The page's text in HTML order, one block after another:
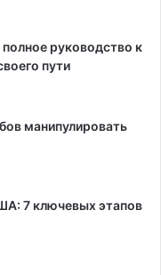
руководство к
пути
манипулировать
7 ключевых этапов